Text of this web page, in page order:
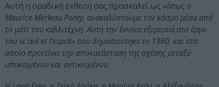
Αυτή η ομαδική έκθεση σας προσκαλεί ως «όπως ο
Maurice Merleau Ponty, ανακαλύπτουμε τον κόσμο μέσα από
το μάτι του καλλιτέχνη. Αυτή την έννοια εξερευνά στο έργο
του «L’œil et l’esprit» που δημοσιεύτηκε το 1960, και στο
οποίο προτείνει την αποκατάσταση της σχέσης μεταξύ
υποκειμένου και αντικειμένου.